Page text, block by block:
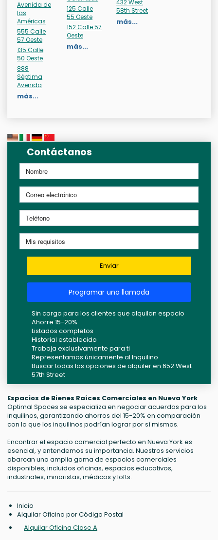
Avenida de
las
Américas
555 Calle
57 Oeste
135 Calle
50 Oeste
888
Séptima
Avenida
más...
125 Calle
55 Oeste
152 Calle 57
Oeste
más...
432 West
58th Street
más...
Contáctanos
Enviar
Programar una llamada
Sin cargo para los clientes que alquilan espacio
Ahorre 15-20%
Listados completos
Historial establecido
Trabaja exclusivamente para ti
Representamos únicamente al Inquilino
Buscar todas las opciones de alquiler en 652 West
57th Street
Espacios de Bienes Raíces Comerciales en Nueva York
Optimal Spaces se especializa en negociar acuerdos para los
inquilinos, garantizando ahorros del 15-20% en comparación
con lo que los inquilinos podrían lograr por sí mismos.
Encontrar el espacio comercial perfecto en Nueva York es
esencial, y entendemos su importancia. Nuestros servicios
abarcan una amplia gama de espacios comerciales
disponibles, incluidos oficinas, espacios educativos,
industriales, minoristas, médicos y lofts.
Inicio
Alquilar Oficina por Código Postal
Alquilar Oficina Clase A